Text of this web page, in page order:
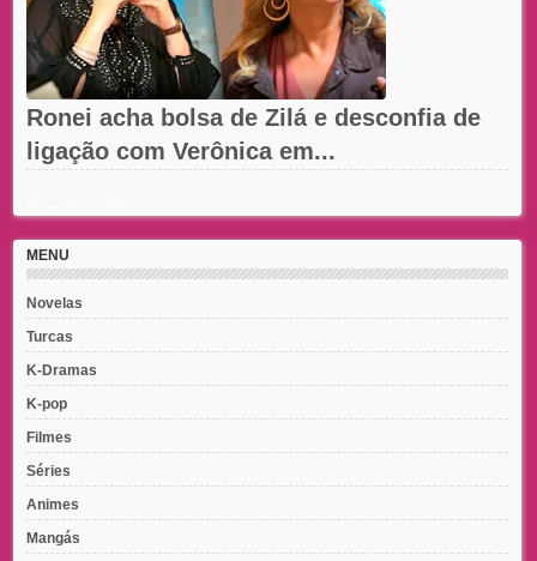
Ronei acha bolsa de Zilá e desconfia de
ligação com Verônica em...
MENU
Novelas
Turcas
K-Dramas
K-pop
Filmes
Séries
Animes
Mangás